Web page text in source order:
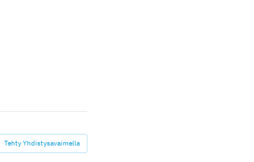
Tehty Yhdistysavaimella